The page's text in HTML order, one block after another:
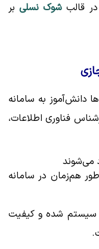
قالب شوک نسلیبر
دانش‌آموز به سامانه
فناوری اطلاعات،
به‌طور هم‌زمان در سامانه
سیستم شده و کیفیت